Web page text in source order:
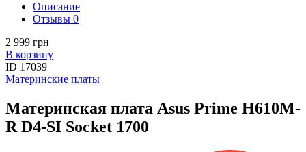
Описание
Отзывы 0
2 999 грн
В корзину
ID 17039
Материнские платы
Материнская плата Asus Prime H610M-
R D4-SI Socket 1700